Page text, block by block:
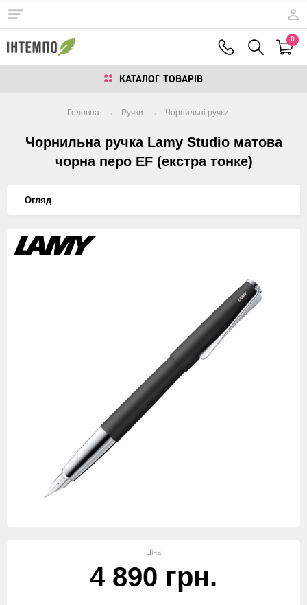
0
КАТАЛОГ ТОВАРIВ
Головна Ручки Чорнильні ручки
Чорнильна ручка Lamy Studio матова
чорна перо EF (екстра тонке)
Огляд
Изображения
Ціна
4 890 грн.